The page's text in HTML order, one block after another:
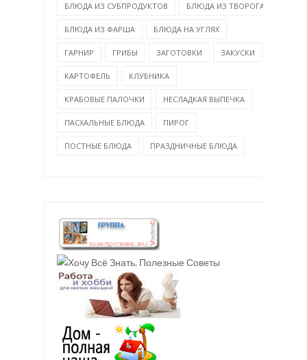
БЛЮДА ИЗ СУБПРОДУКТОВ БЛЮДА ИЗ ТВОРОГА
БЛЮДА ИЗ ФАРША БЛЮДА НА УГЛЯХ
ГАРНИР ГРИБЫ ЗАГОТОВКИ ЗАКУСКИ
КАРТОФЕЛЬ КЛУБНИКА
КРАБОВЫЕ ПАЛОЧКИ НЕСЛАДКАЯ ВЫПЕЧКА
ПАСХАЛЬНЫЕ БЛЮДА ПИРОГ
ПОСТНЫЕ БЛЮДА ПРАЗДНИЧНЫЕ БЛЮДА